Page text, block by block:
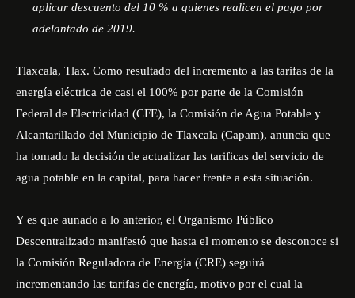
aplicar descuento del 10 % a quienes realicen el pago por
adelantado de 2019.
Tlaxcala, Tlax. Como resultado del incremento a las tarifas de la
energía eléctrica de casi el 100% por parte de la Comisión
Federal de Electricidad (CFE), la Comisión de Agua Potable y
Alcantarillado del Municipio de Tlaxcala (Capam), anuncia que
ha tomado la decisión de actualizar las tarificas del servicio de
agua potable en la capital, para hacer frente a esta situación.
Y es que aunado a lo anterior, el Organismo Público
Descentralizado manifestó que hasta el momento se desconoce si
la Comisión Reguladora de Energía (CRE) seguirá
incrementando las tarifas de energía, motivo por el cual la